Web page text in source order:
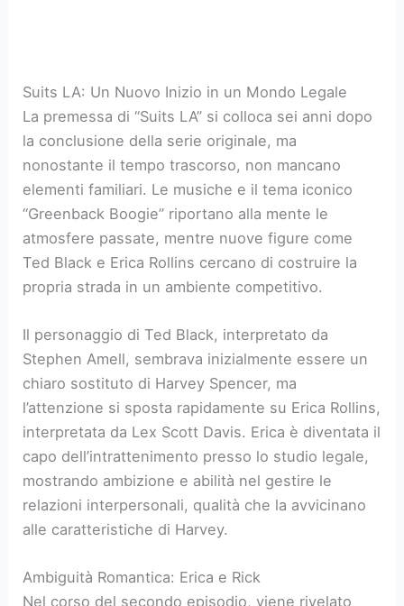
Suits LA: Un Nuovo Inizio in un Mondo Legale
La premessa di “Suits LA” si colloca sei anni dopo
la conclusione della serie originale, ma
nonostante il tempo trascorso, non mancano
elementi familiari. Le musiche e il tema iconico
“Greenback Boogie” riportano alla mente le
atmosfere passate, mentre nuove figure come
Ted Black e Erica Rollins cercano di costruire la
propria strada in un ambiente competitivo.
Il personaggio di Ted Black, interpretato da
Stephen Amell, sembrava inizialmente essere un
chiaro sostituto di Harvey Spencer, ma
l’attenzione si sposta rapidamente su Erica Rollins,
interpretata da Lex Scott Davis. Erica è diventata il
capo dell’intrattenimento presso lo studio legale,
mostrando ambizione e abilità nel gestire le
relazioni interpersonali, qualità che la avvicinano
alle caratteristiche di Harvey.
Ambiguità Romantica: Erica e Rick
Nel corso del secondo episodio, viene rivelato